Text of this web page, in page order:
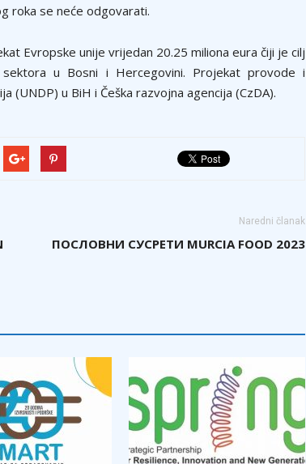
roka se neće odgovarati.
Evropske unije vrijedan 20.25 miliona eura čiji je cilj
sektora u Bosni i Hercegovini. Projekat provode i
(UNDP) u BiH i Češka razvojna agencija (CzDA).
Naredni članak
ПОСЛОВНИ СУСРЕТИ MURCIA FOOD 2023